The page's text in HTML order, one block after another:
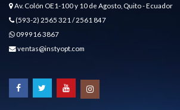
Av. Colón OE1-100 y 10 de Agosto, Quito - Ecuador
(593-2) 2565 321 / 2561 847
099916 3867
ventas@instyopt.com